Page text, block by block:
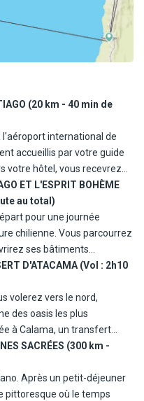
(20 km - 40 min de
l'aéroport international de
accueillis par votre guide
votre hôtel, vous recevrez
à votre aventure. La
à votre rythme la capitale
bâtiments coloniaux. Dîner
ET L'ESPRIT BOHÈME
au total)
pour une journée
chilienne. Vous parcourrez
ses bâtiments
de Santiago et le Palais de
événements marquants
portuaire, coloré et bohème,
vibrants et ses ascenseurs
profitez de vues
avant de retourner à
à l'hôtel.
D'ATACAMA (Vol : 2h10
volerez vers le nord,
des oasis les plus
à Calama, un transfert
d'altitude. L'après-midi,
la Lune, un désert aux
Les derniers rayons du
teintant le paysage de
SACRÉES (300 km -
Après un petit-déjeuner
pittoresque où le temps